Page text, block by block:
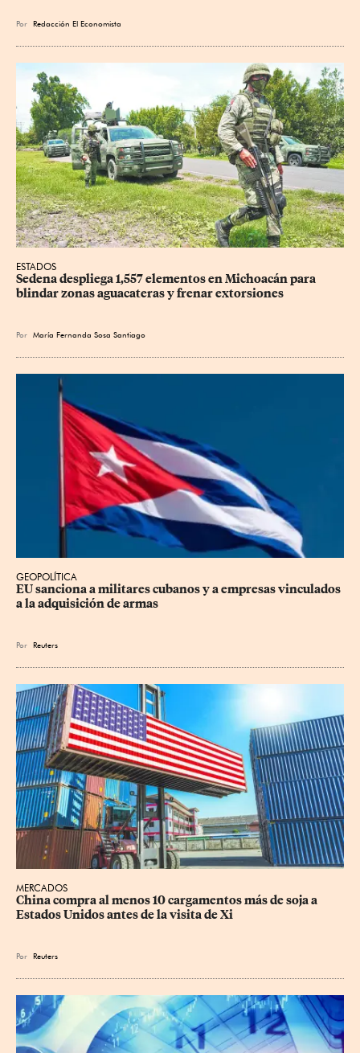
Por Redacción El Economista
ESTADOS
Sedena despliega 1,557 elementos en Michoacán para
blindar zonas aguacateras y frenar extorsiones
Por María Fernanda Sosa Santiago
GEOPOLÍTICA
EU sanciona a militares cubanos y a empresas vinculados
a la adquisición de armas
Por Reuters
MERCADOS
China compra al menos 10 cargamentos más de soja a
Estados Unidos antes de la visita de Xi
Por Reuters